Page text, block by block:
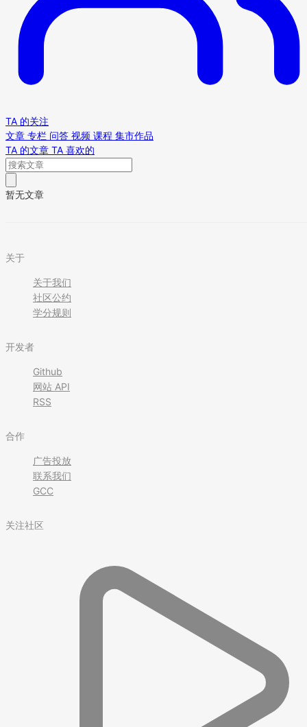
TA 的关注
文章 专栏 问答 视频 课程 集市作品
TA 的文章 TA 喜欢的
暂无文章
关于
关于我们
社区公约
学分规则
开发者
Github
网站 API
RSS
合作
广告投放
联系我们
GCC
关注社区